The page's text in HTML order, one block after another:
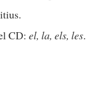
CD: el, la, els, les.